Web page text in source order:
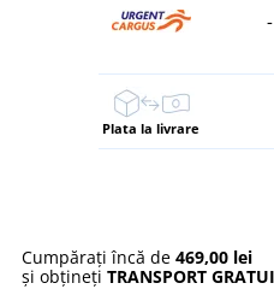
-
Plata la livrare
Cumpărați încă de 469,00 lei
și obțineți TRANSPORT